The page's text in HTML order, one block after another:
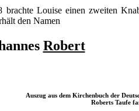
brachte Louise einen zweiten
den Namen
Robert
Auszug aus dem Kirchenbuch der
Roberts Taufe